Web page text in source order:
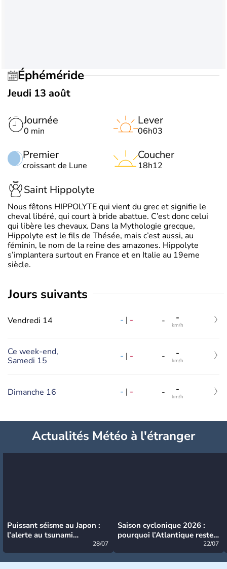
Éphéméride
Jeudi 13 août
Journée
0 min
Premier
croissant de Lune
Lever
06h03
Coucher
18h12
Saint Hippolyte
Nous fêtons HIPPOLYTE qui vient du grec et signifie le
cheval libéré, qui court à bride abattue. C’est donc celui
qui libère les chevaux. Dans la Mythologie grecque,
Hippolyte est le fils de Thésée, mais c’est aussi, au
féminin, le nom de la reine des amazones. Hippolyte
s’implantera surtout en France et en Italie au 19eme
siècle.
jours suivants
Vendredi 14 - | - - -
km/h
Ce week-end,
Samedi 15
- | - - -
km/h
Dimanche 16 - | - - -
km/h
Actualités Météo à l'étranger
Puissant séisme au Japon :
l’alerte au tsunami
28/07
Saison cyclonique 2026 :
pourquoi l’Atlantique reste
22/07